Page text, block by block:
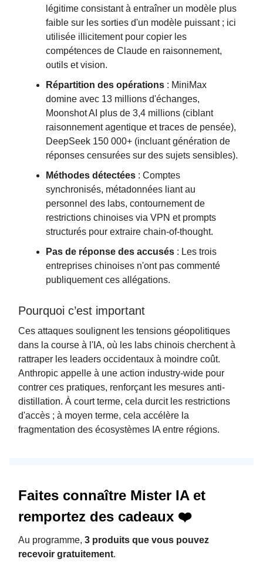
légitime consistant à entraîner un modèle plus
faible sur les sorties d'un modèle puissant ; ici
utilisée illicitement pour copier les
compétences de Claude en raisonnement,
outils et vision.
Répartition des opérations : MiniMax
domine avec 13 millions d'échanges,
Moonshot AI plus de 3,4 millions (ciblant
raisonnement agentique et traces de pensée),
DeepSeek 150 000+ (incluant génération de
réponses censurées sur des sujets sensibles).
Méthodes détectées : Comptes
synchronisés, métadonnées liant au
personnel des labs, contournement de
restrictions chinoises via VPN et prompts
structurés pour extraire chain-of-thought.
Pas de réponse des accusés : Les trois
entreprises chinoises n'ont pas commenté
publiquement ces allégations.
Pourquoi c’est important
Ces attaques soulignent les tensions géopolitiques
dans la course à l'IA, où les labs chinois cherchent à
rattraper les leaders occidentaux à moindre coût.
Anthropic appelle à une action industry-wide pour
contrer ces pratiques, renforçant les mesures anti-
distillation. À court terme, cela durcit les restrictions
d'accès ; à moyen terme, cela accélère la
fragmentation des écosystèmes IA entre régions.
Faites connaître Mister IA et
remportez des cadeaux ❤️
Au programme, 3 produits que vous pouvez
recevoir gratuitement.